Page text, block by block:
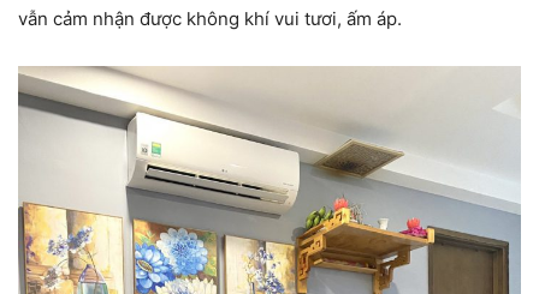
vẫn cảm nhận được không khí vui tươi, ấm áp.